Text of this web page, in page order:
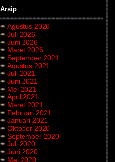
Arsip
Agustus 2026
Juli 2026
Juni 2026
Maret 2026
September 2021
Agustus 2021
Juli 2021
Juni 2021
Mei 2021
April 2021
Maret 2021
Februari 2021
Januari 2021
Oktober 2020
September 2020
Juli 2020
Juni 2020
Mei 2020